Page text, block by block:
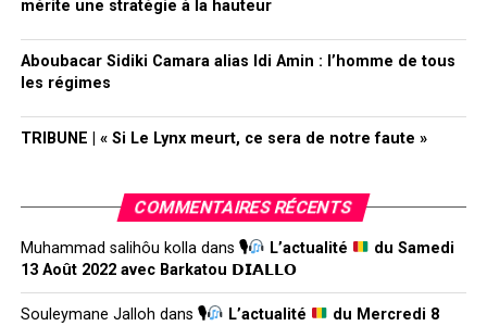
mérite une stratégie à la hauteur
Aboubacar Sidiki Camara alias Idi Amin : l’homme de tous
les régimes
TRIBUNE | « Si Le Lynx meurt, ce sera de notre faute »
COMMENTAIRES RÉCENTS
Muhammad salihôu kolladans 🎙 L’actualité
du Samedi
13 Août 2022 avec Barkatou 𝗗𝗜𝗔𝗟𝗟𝗢
Souleymane Jalloh dans 🎙 L’actualité
du Mercredi 8